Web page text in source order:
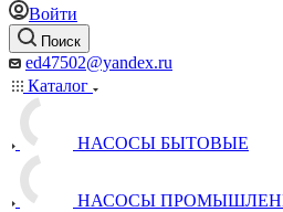
Войти
Поиск
ed47502@yandex.ru
Каталог
НАСОСЫ БЫТОВЫЕ
НАСОСЫ